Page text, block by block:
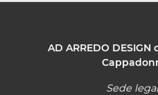
AD ARREDO
Sede